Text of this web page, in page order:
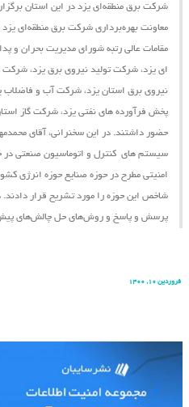
شرکت برق منطقه‌ای یزد در این استان
مقامات عالی رتبه شورای مدیریت بحران و
ای یزد، شرکت تولید نیروی برق یزد،
نیروی برق استان یزد، شرکت آب و
پخش فرآورده های نفتی یزد، شرکت گاز
حضور داشتند. در این سخنرانی، آقای
سیستم ‌های کنترل و اتوماسیون صنعتی در
امنیتی مطرح در حوزه صنایع حوزه انرژی
شاخص این حوزه را مورد تشریح قرار دادند.
پرسش و پاسخ و روش‌های حل چالش‌های
فروردین ۱۰, ۱۴۰۰